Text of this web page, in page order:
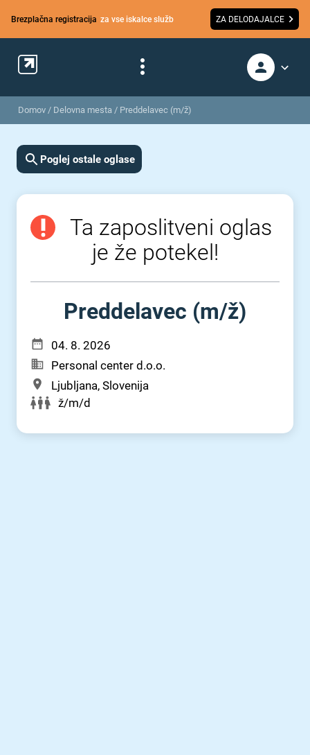
Brezplačna registracija za vse iskalce služb ZA DELODAJALCE
Domov / Delovna mesta / Preddelavec (m/ž)
Poglej ostale oglase
Ta zaposlitveni oglas
je že potekel!
Preddelavec (m⁠/⁠ž)
04. 8. 2026
Personal center d.o.o.
Ljubljana, Slovenija
ž/m/d